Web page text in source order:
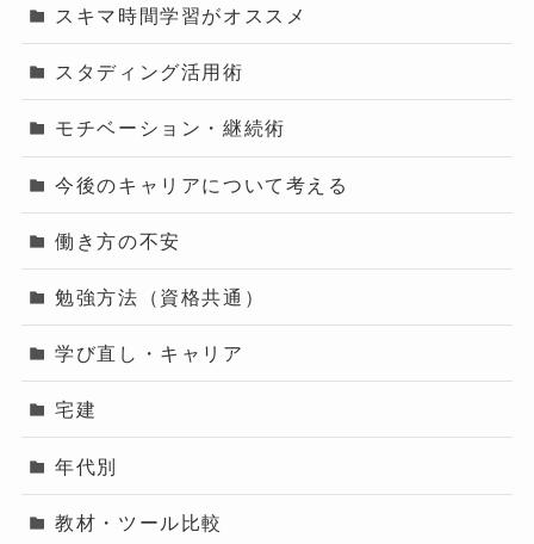
スキマ時間学習がオススメ
スタディング活用術
モチベーション・継続術
今後のキャリアについて考える
働き方の不安
勉強方法（資格共通）
学び直し・キャリア
宅建
年代別
教材・ツール比較